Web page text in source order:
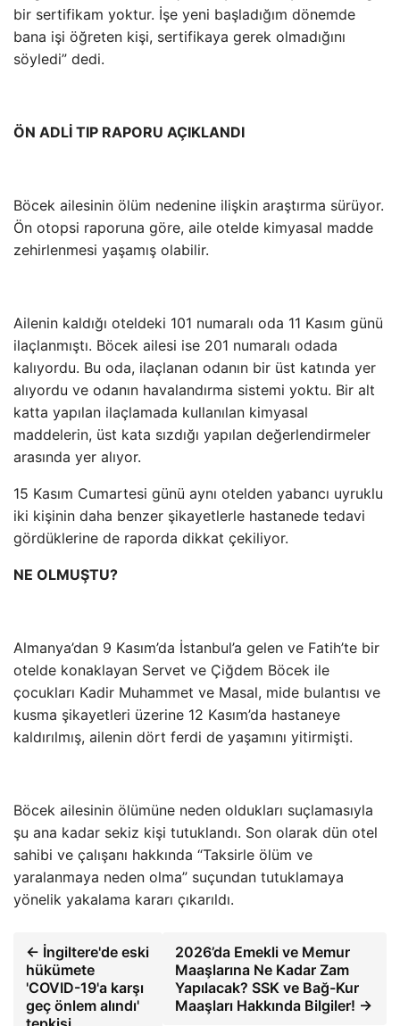
bir sertifikam yoktur. İşe yeni başladığım dönemde
bana işi öğreten kişi, sertifikaya gerek olmadığını
söyledi” dedi.
ÖN ADLİ TIP RAPORU AÇIKLANDI
Böcek ailesinin ölüm nedenine ilişkin araştırma sürüyor.
Ön otopsi raporuna göre, aile otelde kimyasal madde
zehirlenmesi yaşamış olabilir.
Ailenin kaldığı oteldeki 101 numaralı oda 11 Kasım günü
ilaçlanmıştı. Böcek ailesi ise 201 numaralı odada
kalıyordu. Bu oda, ilaçlanan odanın bir üst katında yer
alıyordu ve odanın havalandırma sistemi yoktu. Bir alt
katta yapılan ilaçlamada kullanılan kimyasal
maddelerin, üst kata sızdığı yapılan değerlendirmeler
arasında yer alıyor.
15 Kasım Cumartesi günü aynı otelden yabancı uyruklu
iki kişinin daha benzer şikayetlerle hastanede tedavi
gördüklerine de raporda dikkat çekiliyor.
NE OLMUŞTU?
Almanya’dan 9 Kasım’da İstanbul’a gelen ve Fatih’te bir
otelde konaklayan Servet ve Çiğdem Böcek ile
çocukları Kadir Muhammet ve Masal, mide bulantısı ve
kusma şikayetleri üzerine 12 Kasım’da hastaneye
kaldırılmış, ailenin dört ferdi de yaşamını yitirmişti.
Böcek ailesinin ölümüne neden oldukları suçlamasıyla
şu ana kadar sekiz kişi tutuklandı. Son olarak dün otel
sahibi ve çalışanı hakkında “Taksirle ölüm ve
yaralanmaya neden olma” suçundan tutuklamaya
yönelik yakalama kararı çıkarıldı.
← İngiltere'de eski
hükümete
'COVID-19'a karşı
geç önlem alındı'
2026’da Emekli ve Memur
Maaşlarına Ne Kadar Zam
Yapılacak? SSK ve Bağ-Kur
Maaşları Hakkında Bilgiler! →